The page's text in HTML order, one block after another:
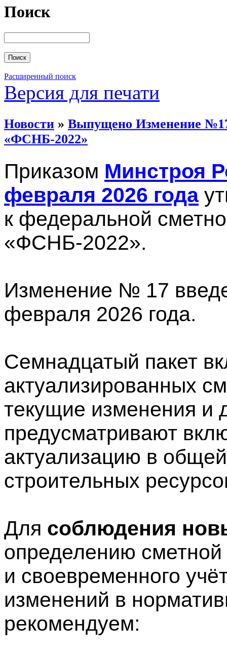
Поиск
Расширенный поиск
Версия для печати
Новости » Выпущено Изменение
«ФСНБ-2022»
Приказом Минстроя
февраля 2026 года
к федеральной
«ФСНБ-2022».
Изменение № 17
февраля 2026 года.
Семнадцатый пакет
актуализированных
текущие изменения
предусматривают
актуализацию в
строительных
Для соблюдения
определению сметной
и своевременного
изменений в
рекомендуем: